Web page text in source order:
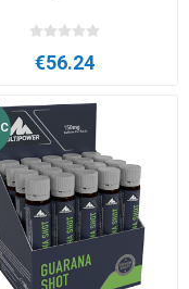
€56.24